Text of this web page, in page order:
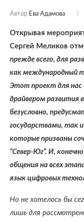
Автор Ева Адамова
Открывая
Сергей Меликов
прежде всего, для
как международный
Этот проект для
драйвером развития
безусловно,
государствами, так
которые призваны
“Север-Юг”. И,
общения на всех
язык цифровых
Но не хотелось бы
лишь для